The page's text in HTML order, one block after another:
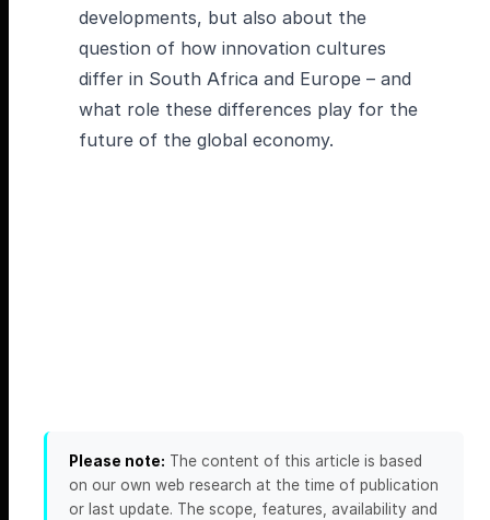
developments, but also about the
question of how innovation cultures
differ in South Africa and Europe – and
what role these differences play for the
future of the global economy.
Please note: The content of this article is based
on our own web research at the time of publication
or last update. The scope, features, availability and